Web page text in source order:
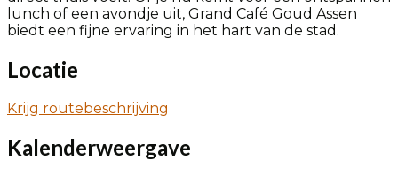
lunch of een avondje uit, Grand Café Goud Assen
biedt een fijne ervaring in het hart van de stad.
Locatie
Krijg routebeschrijving
Kalenderweergave